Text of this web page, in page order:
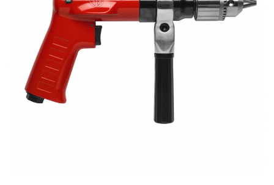
Bormasini pneumatice
Chei pneumatice cu impact
Ciocane daltuitoare pneumatice
Clesti pneumatici
Compactoare pneumatice
Curatatoare cu ace